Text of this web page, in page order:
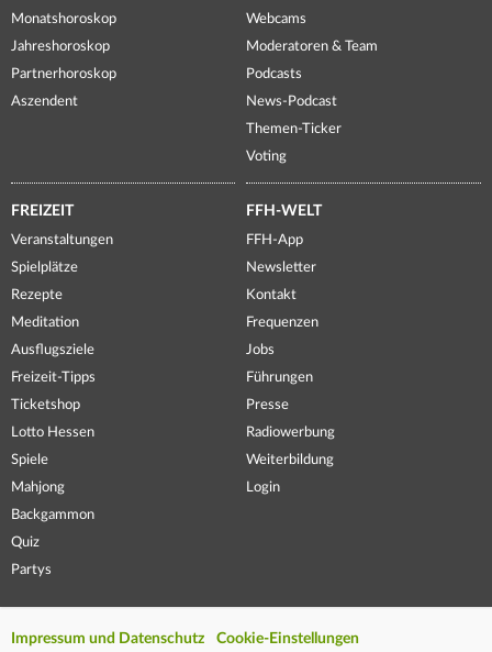
Monatshoroskop
Jahreshoroskop
Partnerhoroskop
Aszendent
Webcams
Moderatoren & Team
Podcasts
News-Podcast
Themen-Ticker
Voting
FREIZEIT
Veranstaltungen
Spielplätze
Rezepte
Meditation
Ausflugsziele
Freizeit-Tipps
Ticketshop
Lotto Hessen
Spiele
Mahjong
Backgammon
Quiz
Partys
FFH-WELT
FFH-App
Newsletter
Kontakt
Frequenzen
Jobs
Führungen
Presse
Radiowerbung
Weiterbildung
Login
Impressum und Datenschutz Cookie-Einstellungen